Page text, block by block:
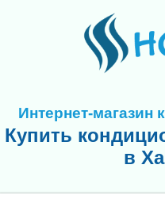
Интернет-магазин
Купить
в